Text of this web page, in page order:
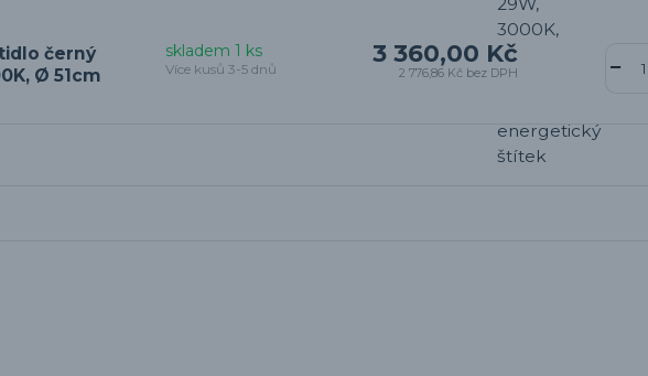
černý
Ø 51cm
3 360,00 Kč
2 776,86 Kč bez DPH
skladem 1 ks
Více kusů 3-5 dnů